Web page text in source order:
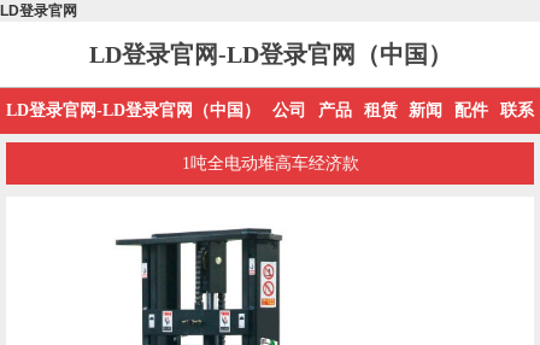
LD登录官网
LD登录官网-LD登录官网（中国）
LD登录官网-LD登录官网（中国） 公司 产品 租赁 新闻 配件 联系
1吨全电动堆高车经济款